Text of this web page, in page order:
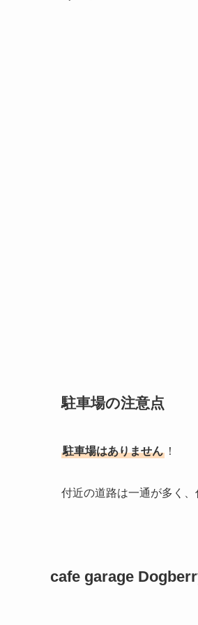
駐車場の注意点
駐車場はありません ！
付近の道路は一通が多く
cafe garage